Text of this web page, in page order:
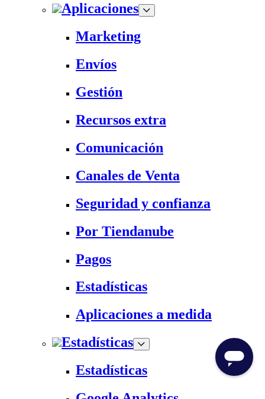
Aplicaciones
Marketing
Envíos
Gestión
Recursos extra
Comunicación
Canales de Venta
Seguridad y confianza
Por Tiendanube
Pagos
Estadísticas
Aplicaciones a medida
Estadísticas
Estadísticas